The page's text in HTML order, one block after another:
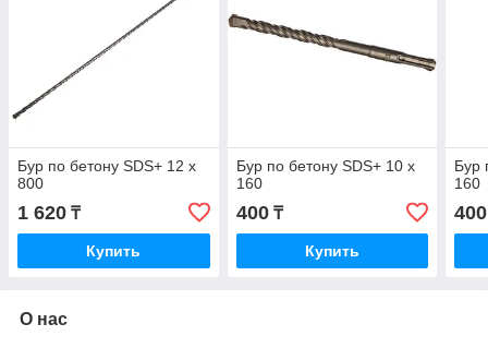
Бур по бетону SDS+ 12 х
800
1 620 ₸
Купить
Бур по бетону SDS+ 10 х
160
400₸
Купить
Бур
160
400
О нас